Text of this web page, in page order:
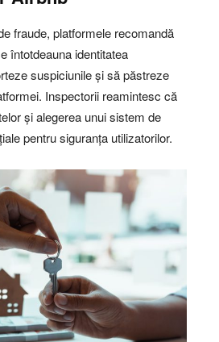
fraude, platformele recomandă
întotdeauna identitatea
suspiciunile și să păstreze
Inspectorii reamintesc că
și alegerea unui sistem de
pentru siguranța utilizatorilor.